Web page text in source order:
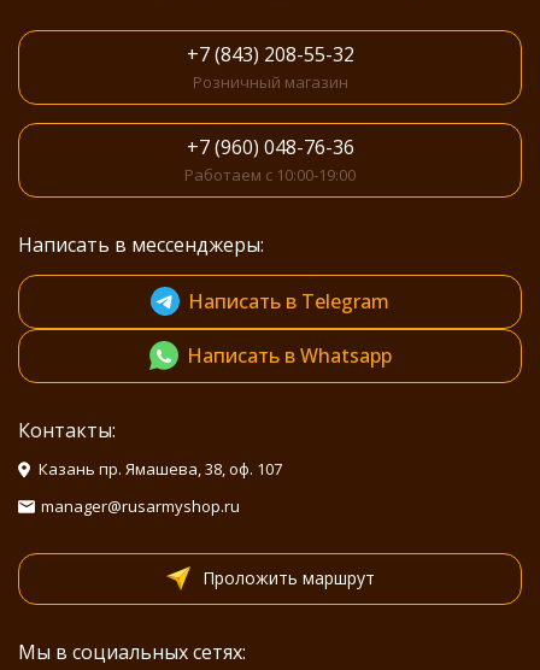
+7 (843) 208-55-32
Розничный магазин
+7 (960) 048-76-36
Работаем с 10:00-19:00
Написать в мессенджеры:
Написать в Telegram
Написать в Whatsapp
Контакты:
Казань пр. Ямашева, 38, оф. 107
manager@rusarmyshop.ru
Проложить маршрут
Мы в социальных сетях: